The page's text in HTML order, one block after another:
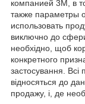
компанией 3М, в
также параметры
использовать
виключно до
необхідно, щоб
конкретного
застосування. Всі
відносяться до
продажу, і, де